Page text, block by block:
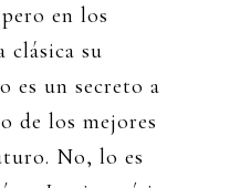
en los
clásica su
es un secreto a
de los mejores
No, lo es